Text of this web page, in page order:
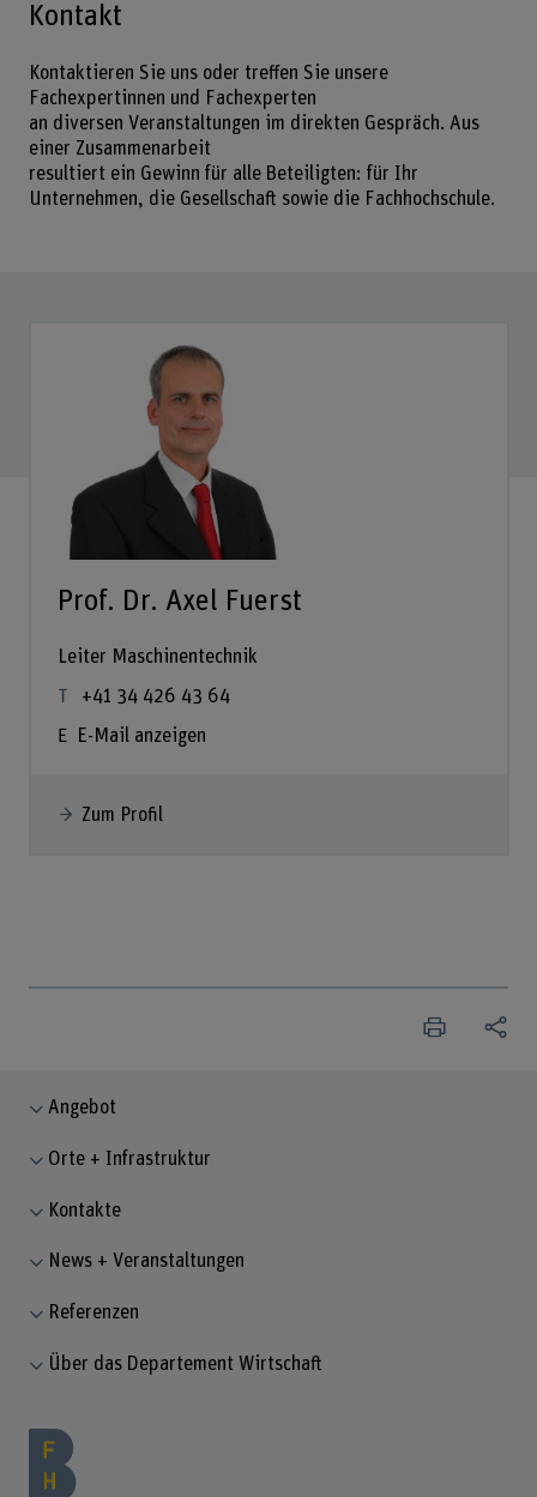
Kontakt
Kontaktieren Sie uns oder treffen Sie unsere
Fachexpertinnen und Fachexperten
an diversen Veranstaltungen im direkten Gespräch. Aus
einer Zusammenarbeit
resultiert ein Gewinn für alle Beteiligten: für Ihr
Unternehmen, die Gesellschaft sowie die Fachhochschule.
Prof. Dr. Axel Fuerst
Leiter Maschinentechnik
+41 34 426 43 64
E-Mail anzeigen
Zum Profil
Angebot
Orte + Infrastruktur
Kontakte
News + Veranstaltungen
Referenzen
Über das Departement Wirtschaft